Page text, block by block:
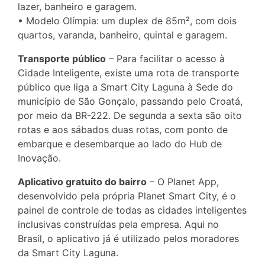
lazer, banheiro e garagem.
• Modelo Olímpia: um duplex de 85m², com dois
quartos, varanda, banheiro, quintal e garagem.
Transporte público – Para facilitar o acesso à
Cidade Inteligente, existe uma rota de transporte
público que liga a Smart City Laguna à Sede do
município de São Gonçalo, passando pelo Croatá,
por meio da BR-222. De segunda a sexta são oito
rotas e aos sábados duas rotas, com ponto de
embarque e desembarque ao lado do Hub de
Inovação.
Aplicativo gratuito do bairro – O Planet App,
desenvolvido pela própria Planet Smart City, é o
painel de controle de todas as cidades inteligentes
inclusivas construídas pela empresa. Aqui no
Brasil, o aplicativo já é utilizado pelos moradores
da Smart City Laguna.